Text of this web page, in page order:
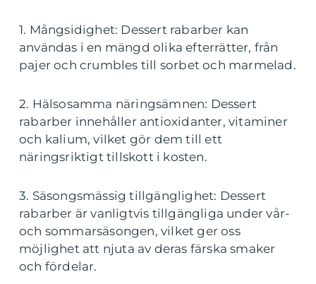
1. Mångsidighet: Dessert rabarber kan
användas i en mängd olika efterrätter, från
pajer och crumbles till sorbet och marmelad.
2. Hälsosamma näringsämnen: Dessert
rabarber innehåller antioxidanter, vitaminer
och kalium, vilket gör dem till ett
näringsriktigt tillskott i kosten.
3. Säsongsmässig tillgänglighet: Dessert
rabarber är vanligtvis tillgängliga under vår-
och sommarsäsongen, vilket ger oss
möjlighet att njuta av deras färska smaker
och fördelar.